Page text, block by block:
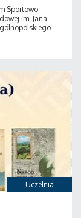
Sportowo-
im. Jana
Uczelnia